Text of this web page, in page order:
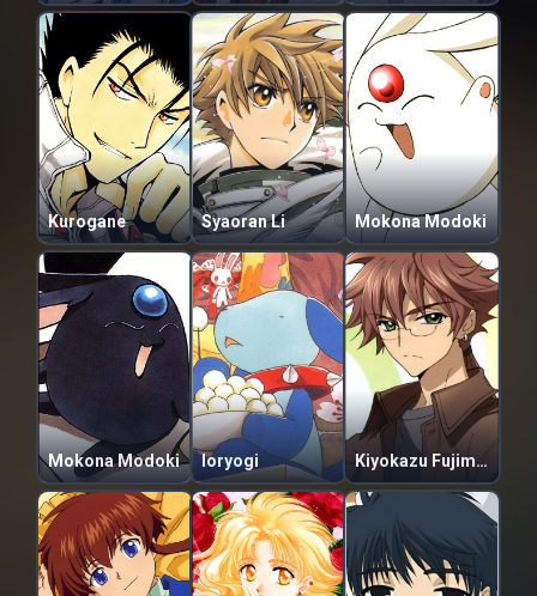
Kurogane Syaoran Li Mokona Modoki
Mokona Modoki Ioryogi Kiyokazu Fujimoto